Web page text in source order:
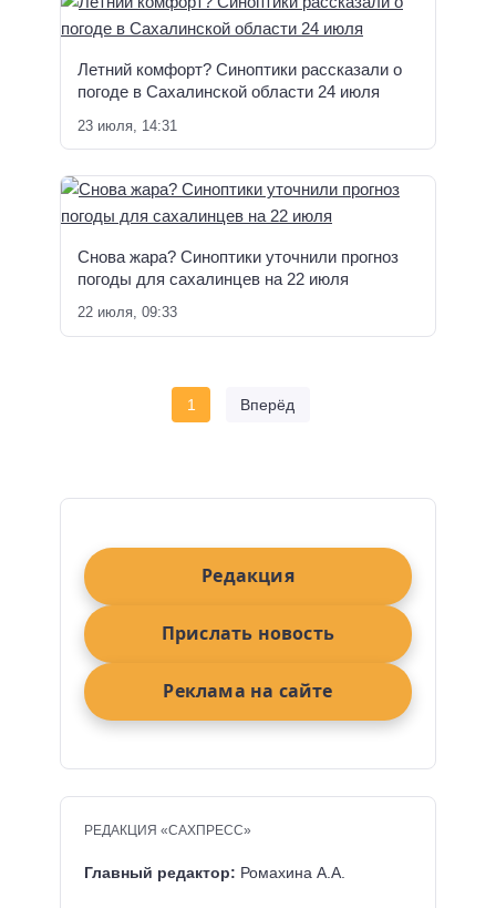
Летний комфорт? Синоптики рассказали о
погоде в Сахалинской области 24 июля
23 июля, 14:31
Снова жара? Синоптики уточнили прогноз
погоды для сахалинцев на 22 июля
22 июля, 09:33
1 Вперёд
Редакция
Прислать новость
Реклама на сайте
РЕДАКЦИЯ «САХПРЕСС»
Главный редактор: Ромахина А.А.